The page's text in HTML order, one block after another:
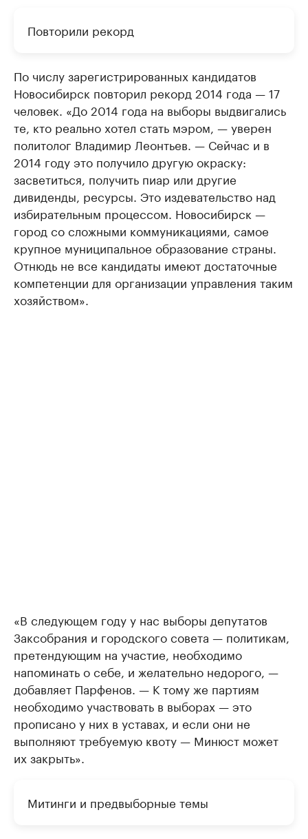
Повторили рекорд
По числу зарегистрированных кандидатов
Новосибирск повторил рекорд 2014 года — 17
человек. «До 2014 года на выборы выдвигались
те, кто реально хотел стать мэром, — уверен
политолог Владимир Леонтьев. — Сейчас и в
2014 году это получило другую окраску:
засветиться, получить пиар или другие
дивиденды, ресурсы. Это издевательство над
избирательным процессом. Новосибирск —
город со сложными коммуникациями, самое
крупное муниципальное образование страны.
Отнюдь не все кандидаты имеют достаточные
компетенции для организации управления таким
хозяйством».
«В следующем году у нас выборы депутатов
Заксобрания и городского совета — политикам,
претендующим на участие, необходимо
напоминать о себе, и желательно недорого, —
добавляет Парфенов. — К тому же партиям
необходимо участвовать в выборах — это
прописано у них в уставах, и если они не
выполняют требуемую квоту — Минюст может
их закрыть».
Митинги и предвыборные темы